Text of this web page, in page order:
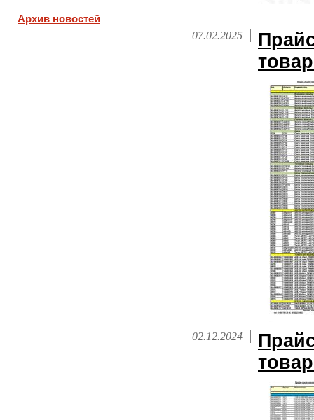
Архив новостей
07.02.2025
02.12.2024